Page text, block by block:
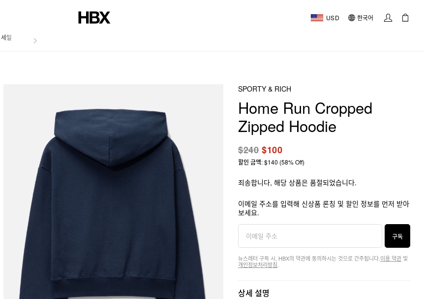
USD 한국어
세일 저널
SPORTY & RICH
Home Run Cropped
Zipped Hoodie
$240$100
할인 금액: $140 (58% Off)
죄송합니다, 해당 상품은 품절되었습니다.
이메일 주소를 입력해 신상품 론칭 및 할인 정보를 먼저 받아
보세요.
구독
뉴스레터 구독 시, HBX의 약관에 동의하시는 것으로 간주됩니다. 이용 약관 및
개인정보처리방침
상세 설명